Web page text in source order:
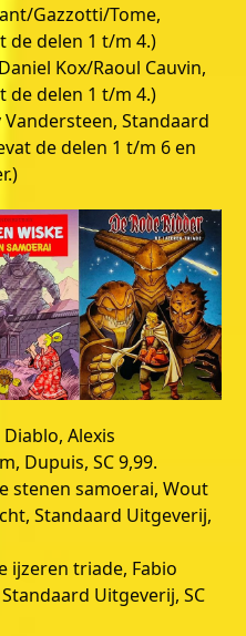
Gazzotti/Tome,
de delen 1 t/m 4.)
Kox/Raoul Cauvin,
de delen 1 t/m 4.)
Standaard
de delen 1 t/m 6 en
Alexis
Dupuis, SC 9,99.
stenen samoerai, Wout
Standaard Uitgeverij,
ijzeren triade, Fabio
Uitgeverij, SC